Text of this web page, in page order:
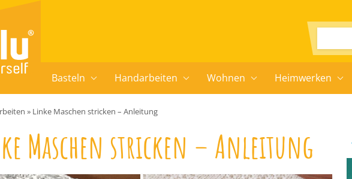
Basteln Handarbeiten Wohnen Heimwerken
» Linke Maschen stricken – Anleitung
Maschen stricken – Anleitung